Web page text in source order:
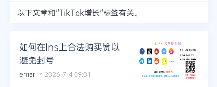
Telegram
更多
以下文章和"TikTok增长"标签有关。
如何在Ins上合法购买赞以
避免封号
emer 2026-7-4 09:01